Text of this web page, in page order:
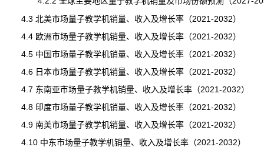
4.3 北美市场量子教学机销量、收入及增长率（2021-2032）
4.4 欧洲市场量子教学机销量、收入及增长率（2021-2032）
4.5 中国市场量子教学机销量、收入及增长率（2021-2032）
4.6 日本市场量子教学机销量、收入及增长率（2021-2032）
4.7 东南亚市场量子教学机销量、收入及增长率（2021-2032）
4.8 印度市场量子教学机销量、收入及增长率（2021-2032）
4.9 南美市场量子教学机销量、收入及增长率（2021-2032）
4.10 中东市场量子教学机销量、收入及增长率（2021-2032）